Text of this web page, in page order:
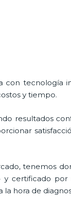
con tecnología
y tiempo.
resultados
tenemos
y certificado
la hora de